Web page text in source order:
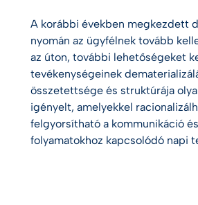
A korábbi években megkezdett
nyomán az ügyfélnek tovább
az úton, további lehetőségeket
tevékenységeinek
összetettsége és struktúrája
igényelt, amelyekkel
felgyorsítható a kommunikáció
folyamatokhoz kapcsolódó napi